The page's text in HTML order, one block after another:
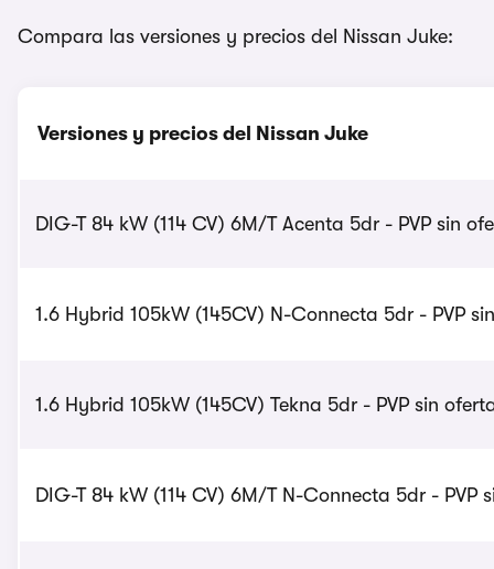
Compara las versiones y precios del Nissan Juke:
Versiones y precios del Nissan Juke
DIG-T 84 kW (114 CV) 6M/T Acenta 5dr - PVP sin
1.6 Hybrid 105kW (145CV) N-Connecta 5dr - PVP
1.6 Hybrid 105kW (145CV) Tekna 5dr - PVP sin
DIG-T 84 kW (114 CV) 6M/T N-Connecta 5dr - PVP